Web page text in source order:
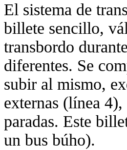
El sistema de
billete sencillo,
transbordo
diferentes. Se
subir al mismo,
externas (línea 4),
paradas. Este
un bus búho).